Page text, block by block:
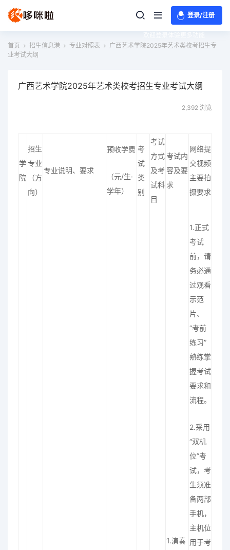
登录/注册
首页
招生信息港 专业对照表
广西艺术学院2025年艺术类校考招生专
业考试大纲
广西艺术学院2025年艺术类校考招生专业考试大纲
2,392 浏览
学
院
招生
专业
（方
向）
专业说明、要求
预收学费
（元/生·
学年）
考
试
类
别
考试
方式
及考
试科
目
考试内
容及要
求
网络提
交视频
主要拍
摄要求
1.演奏
1.正式
考试
前，请
务必通
过观看
示范
片、
“考前
练习”
熟练掌
握考试
要求和
流程。
2.采用
“双机
位”考
试，考
生须准
备两部
手机，
主机位
用于考